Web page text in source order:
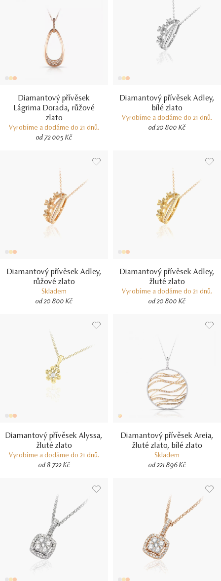
Diamantový přívěsek
Lágrima Dorada, růžové
zlato
Vyrobíme a dodáme do 21 dnů.
od 72 005 Kč
Diamantový přívěsek Adley,
bílé zlato
Vyrobíme a dodáme do 21 dnů.
od 20 800 Kč
Diamantový přívěsek Adley,
růžové zlato
Skladem
od 20 800 Kč
Diamantový přívěsek Adley,
žluté zlato
Vyrobíme a dodáme do 21 dnů.
od 20 800 Kč
Diamantový přívěsek Alyssa,
žluté zlato
Vyrobíme a dodáme do 21 dnů.
od 8 722 Kč
Diamantový přívěsek Areia,
žluté zlato, bílé zlato
Skladem
od 221 896 Kč